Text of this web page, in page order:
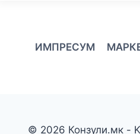
ИМПРЕСУМ
© 2026 Конзули.мк -